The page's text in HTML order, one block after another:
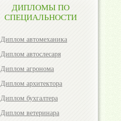
ДИПЛОМЫ ПО
СПЕЦИАЛЬНОСТИ
Диплом автомеханика
Диплом автослесаря
Диплом агронома
Диплом архитектора
Диплом бухгалтера
Диплом ветеринара